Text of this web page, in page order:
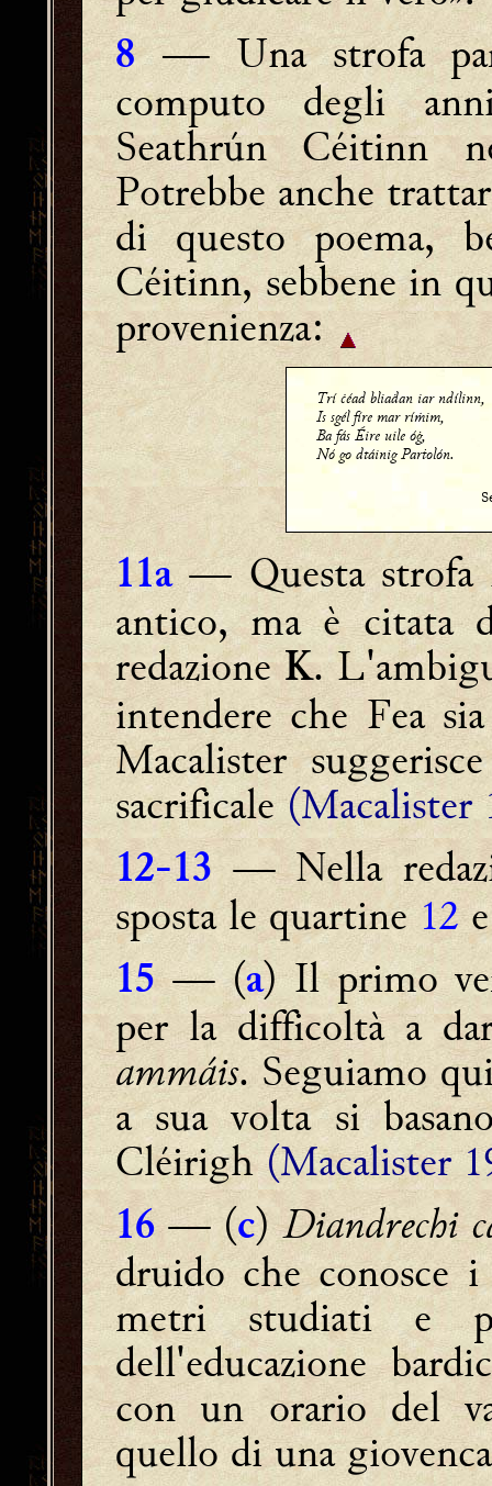
8― Una strofa
computo degli
Seathrún Céitinn
Potrebbe anche
di questo poema,
Céitinn, sebbene in
provenienza:
Trí ċéad bliaḋan iar ndílinn,
Is sgél fíre mar ríṁim,
Ba fás Éire uile óġ,
Nó go dtáinig Parṫolón.
11a — Questa strofa
antico, ma è citata
redazioneK.
intendere che Fea
Macalister
sacrificale(Macalister
12-13— Nella
sposta le quartine12
15— (a) Il primo
per la difficoltà a
ammáis. Seguiamo
a sua volta si
Cléirigh(Macalister
16— (c)Diandrechi
druido che
metri studiati e
dell'educazione
con un orario del
quello di una